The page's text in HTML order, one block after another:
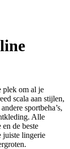
plek om al je
scala aan stijlen,
sportbeha’s,
Alle
de beste
lingerie